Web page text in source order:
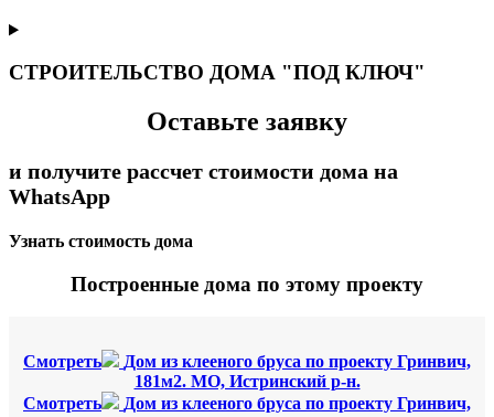
СТРОИТЕЛЬСТВО ДОМА "ПОД КЛЮЧ"
Оставьте заявку
и получите рассчет стоимости дома на
WhatsApp
Узнать стоимость дома
Построенные дома по этому проекту
Смотреть
Дом из клееного бруса по проекту Гринвич,
181м2. МО, Истринский р-н.
Смотреть
Дом из клееного бруса по проекту Гринвич,